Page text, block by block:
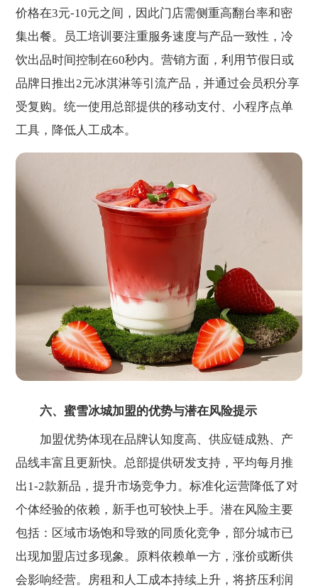
价格在3元-10元之间，因此门店需侧重高翻台率和密
集出餐。员工培训要注重服务速度与产品一致性，冷
饮出品时间控制在60秒内。营销方面，利用节假日或
品牌日推出2元冰淇淋等引流产品，并通过会员积分享
受复购。统一使用总部提供的移动支付、小程序点单
工具，降低人工成本。
六、蜜雪冰城加盟的优势与潜在风险提示
加盟优势体现在品牌认知度高、供应链成熟、产
品线丰富且更新快。总部提供研发支持，平均每月推
出1-2款新品，提升市场竞争力。标准化运营降低了对
个体经验的依赖，新手也可较快上手。潜在风险主要
包括：区域市场饱和导致的同质化竞争，部分城市已
出现加盟店过多现象。原料依赖单一方，涨价或断供
会影响经营。房租和人工成本持续上升，将挤压利润